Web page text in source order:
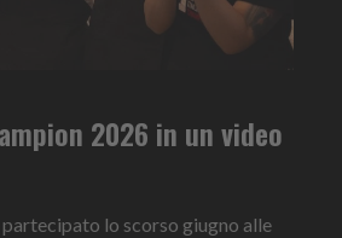
2026 in un video
lo scorso giugno alle